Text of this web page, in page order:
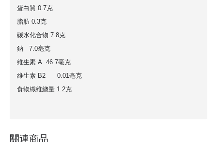
蛋白質 0.7克
脂肪 0.3克
碳水化合物 7.8克
鈉 7.0亳克
維生素 A 46.7亳克
維生素 B2 0.01亳克
食物纖維總量 1.2克
關連商品